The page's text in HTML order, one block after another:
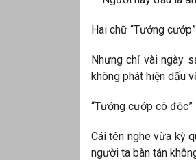
Hai chữ “Tướng
Nhưng chỉ vài ngày
không phát hiện dấu
“Tướng cướp cô độc”
Cái tên nghe vừa kỳ
người ta bàn tán